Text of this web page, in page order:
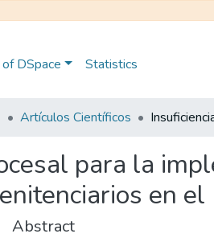
DSpace Statistics
Artículos Científicos
para la
en el
Abstract